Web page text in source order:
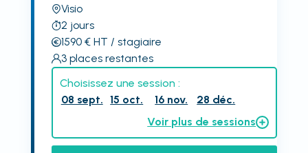
Visio
2 jours
1590€ HT / stagiaire
3 places restantes
Choisissez une session :
08 sept. 15 oct. 16 nov.
28 déc.
Voir plus de sessions